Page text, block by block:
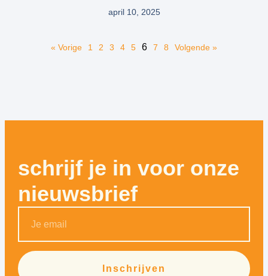
april 10, 2025
« Vorige 1 2 3 4 5 6 7 8 Volgende »
schrijf je in voor onze
nieuwsbrief
Inschrijven